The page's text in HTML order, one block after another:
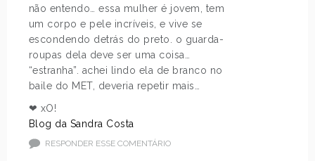
não entendo… essa mulher é jovem, tem
um corpo e pele incríveis, e vive se
escondendo detrás do preto. o guarda-
roupas dela deve ser uma coisa…
“estranha”. achei lindo ela de branco no
baile do MET, deveria repetir mais…
❤ xO!
Blog da Sandra Costa
RESPONDER ESSE COMENTÁRIO